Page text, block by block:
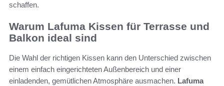
schaffen.
Warum Lafuma Kissen für Terrasse und
Balkon ideal sind
Die Wahl der richtigen Kissen kann den Unterschied zwischen
einem einfach eingerichteten Außenbereich und einer
einladenden, gemütlichen Atmosphäre ausmachen. Lafuma